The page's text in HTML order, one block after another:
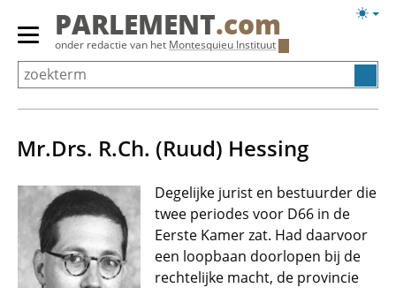
Overslaan
Primair
menu
tonen/verbergen
PARLEMENT.com
onder redactie van het Montesquieu Instituut
Mr.Drs. R.Ch. (Ruud) Hessing
Degelijke jurist en bestuurder die
twee periodes voor D66 in de
Eerste Kamer zat. Had daarvoor
een loopbaan doorlopen bij de
rechtelijke macht, de provincie